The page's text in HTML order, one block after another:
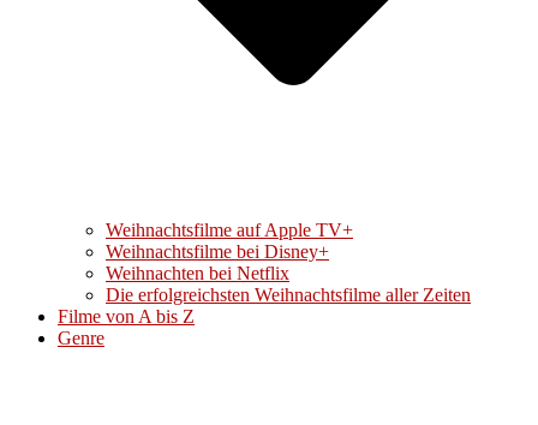
Weihnachtsfilme auf Apple TV+
Weihnachtsfilme bei Disney+
Weihnachten bei Netflix
Die erfolgreichsten Weihnachtsfilme aller Zeiten
Filme von A bis Z
Genre